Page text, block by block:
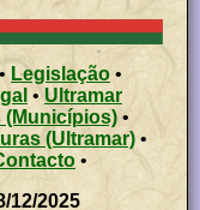
• Legislação •
• Ultramar
(Municípios)•
(Ultramar) •
•
12/2025